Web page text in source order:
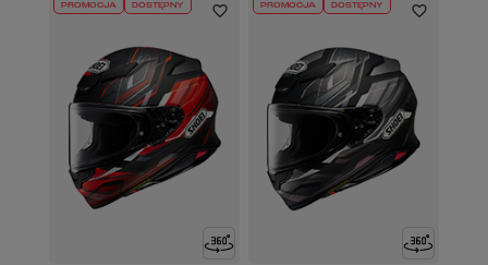
powiększony spojler z funkcją wywiewu, co
utrzymaćoptymalny mikroklimatwewnątrz kasku
nawet w najbardziej wymagających warunkach.
PROMOCJA DOSTĘPNY PROMOCJA DOSTĘPNY